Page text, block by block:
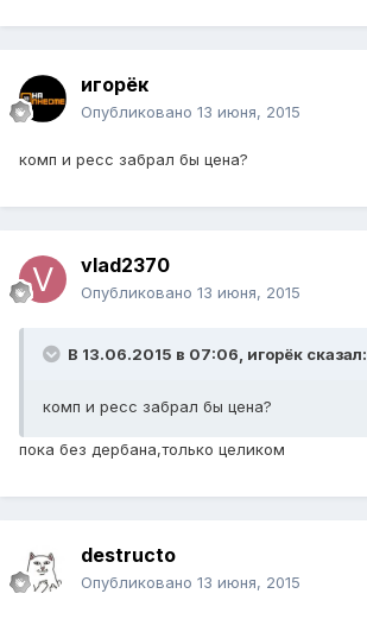
игорёк
Опубликовано 13 июня, 2015
комп и ресс забрал бы цена?
vlad2370
Опубликовано 13 июня, 2015
В 13.06.2015 в 07:06, игорёк сказал:
комп и ресс забрал бы цена?
пока без дербана,только целиком
destructo
Опубликовано 13 июня, 2015